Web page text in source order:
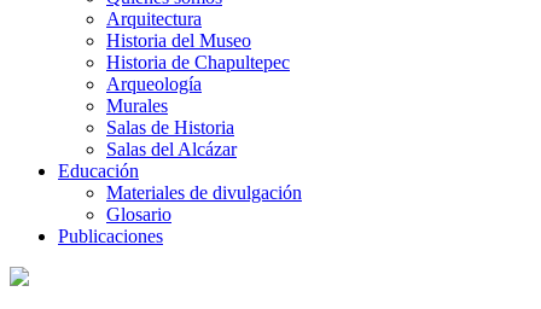
Arquitectura
Historia del Museo
Historia de Chapultepec
Arqueología
Murales
Salas de Historia
Salas del Alcázar
Educación
Materiales de divulgación
Glosario
Publicaciones